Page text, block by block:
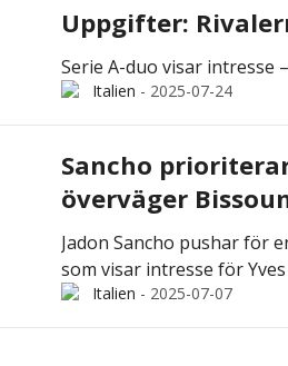
Uppgifter:
Serie A-duo visar intresse
Italien - 2025-07-24
Sancho
överväger
Jadon Sancho pushar för
som visar intresse för
Italien - 2025-07-07